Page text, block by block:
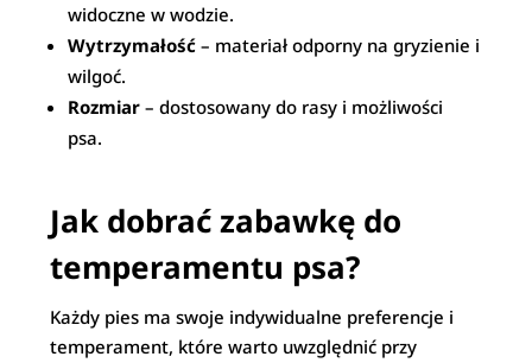
widoczne w wodzie.
Wytrzymałość – materiał odporny na gryzienie i
wilgoć.
Rozmiar – dostosowany do rasy i możliwości
psa.
Jak dobrać zabawkę do
temperamentu psa?
Każdy pies ma swoje indywidualne preferencje i
temperament, które warto uwzględnić przy